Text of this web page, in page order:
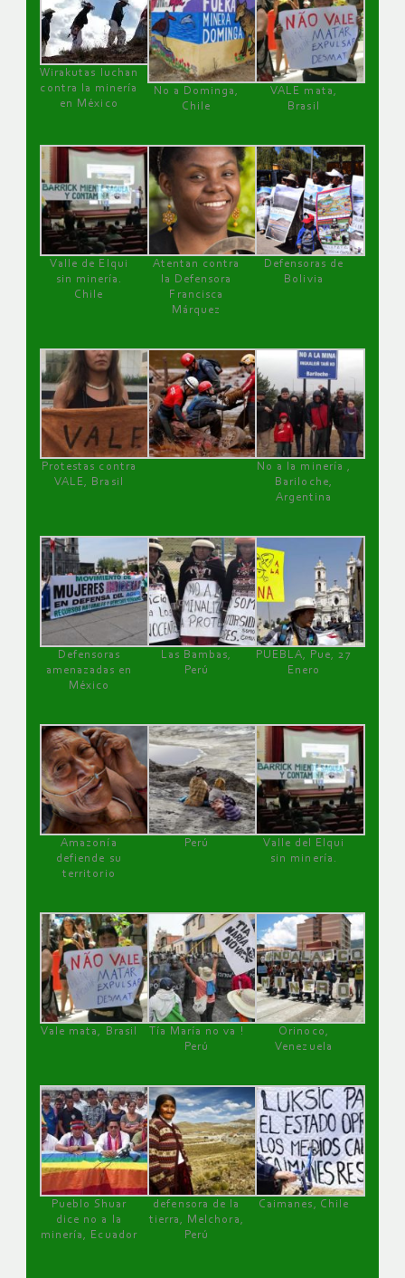
Wirakutas luchan
contra la minería
en México
No a Dominga,
Chile
VALE mata,
Brasil
Valle de Elqui
sin minería.
Chile
Atentan contra
la Defensora
Francisca
Márquez
Defensoras de
Bolivia
Protestas contra
VALE, Brasil
No a la minería ,
Bariloche,
Argentina
Defensoras
amenazadas en
México
Las Bambas,
Perú
PUEBLA, Pue, 27
Enero
Amazonía
defiende su
territorio
Perú
Valle del Elqui
sin minería.
Vale mata, Brasil
Tía María no va !
Perú
Orinoco,
Venezuela
Pueblo Shuar
dice no a la
minería, Ecuador
defensora de la
tierra, Melchora,
Perú
Caimanes, Chile